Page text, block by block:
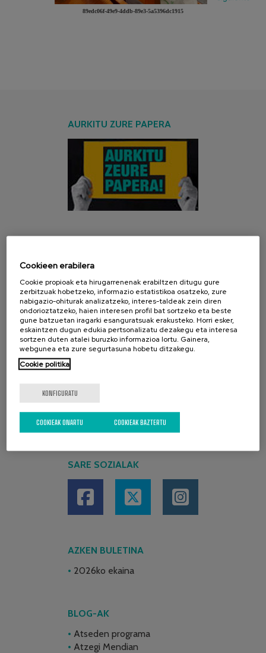
89edc06f-49e9-4ddb-89e3-5a5396dc1915
AURKITU ZURE PAPERA
SARE SOZIALAK
AZKEN BULETINA
2026ko ekaina
BLOG-AK
Atseden programa
Atzegi Mendian
Cookieen erabilera
Cookie propioak eta hirugarrenenak erabiltzen ditugu gure
zerbitzuak hobetzeko, informazio estatistikoa osatzeko, zure
nabigazio-ohiturak analizatzeko, interes-taldeak zein diren
ondorioztatzeko, haien interesen profil bat sortzeko eta beste
gune batzuetan iragarki esanguratsuak erakusteko. Horri esker,
eskaintzen dugun edukia pertsonalizatu dezakegu eta interesa
sortzen duten atalei buruzko informazioa lortu. Gainera,
webgunea eta zure segurtasuna hobetu ditzakegu.
Cookie politika
KONFIGURATU
COOKIEAK BAZTERTU
COOKIEAK ONARTU